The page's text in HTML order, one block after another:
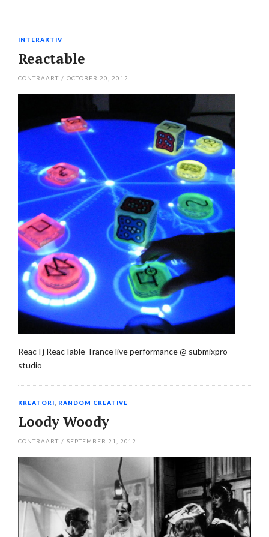
INTERAKTIV
Reactable
CONTRAART / OCTOBER 20, 2012
ReacTj ReacTable Trance live performance @ submixpro
studio
KREATORI RANDOM CREATIVE
Loody Woody
CONTRAART / SEPTEMBER 21, 2012